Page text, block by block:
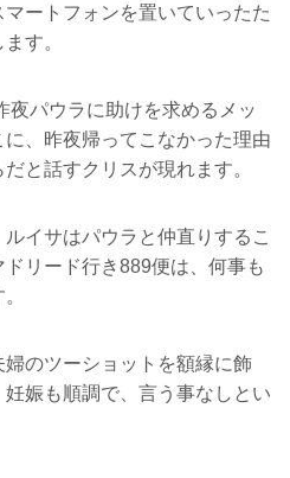
ートフォンを置いていったた
す。
夜パウラに助けを求めるメッ
、昨夜帰ってこなかった理由
と話すクリスが現れます。
イサはパウラと仲直りするこ
リード行き889便は、何事も
婦のツーショットを額縁に飾
娠も順調で、言う事なしとい